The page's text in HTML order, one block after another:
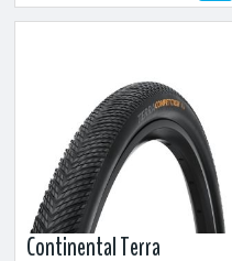
Continental Terra